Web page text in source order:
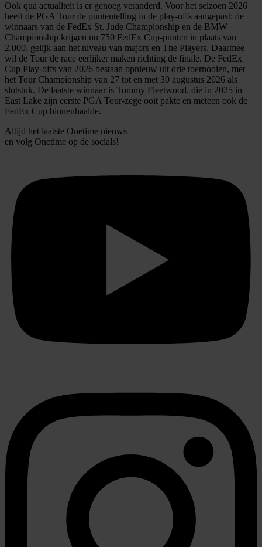
Ook qua actualiteit is er genoeg veranderd. Voor het seizoen 2026
heeft de PGA Tour de puntentelling in de play-offs aangepast: de
winnaars van de FedEx St. Jude Championship en de BMW
Championship krijgen nu 750 FedEx Cup-punten in plaats van
2.000, gelijk aan het niveau van majors en The Players. Daarmee
wil de Tour de race eerlijker maken richting de finale. De FedEx
Cup Play-offs van 2026 bestaan opnieuw uit drie toernooien, met
het Tour Championship van 27 tot en met 30 augustus 2026 als
slotstuk. De laatste winnaar is Tommy Fleetwood, die in 2025 in
East Lake zijn eerste PGA Tour-zege ooit pakte en meteen ook de
FedEx Cup binnenhaalde.
Altijd het laatste Onetime nieuws
en volg Onetime op de socials!